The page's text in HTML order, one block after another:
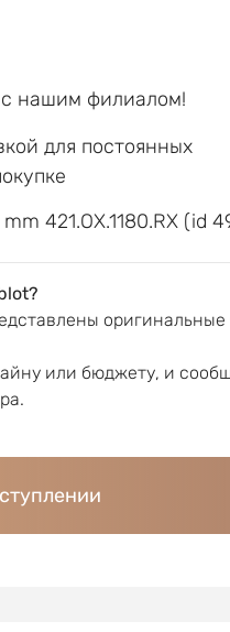
нашим филиалом!
для постоянных
421.OX.1180.RX (id
оригинальные
или бюджету, и